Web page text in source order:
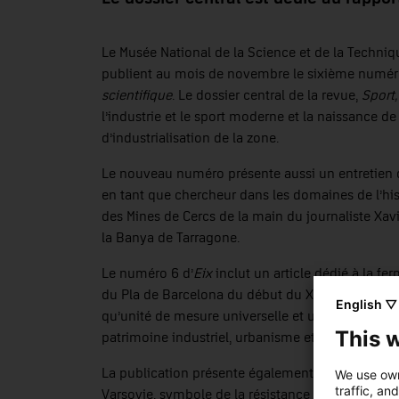
Le Musée National de la Science et de la
publient au mois de novembre le sixième
scientifique. Le dossier central de la revue,
l’industrie et le sport moderne et la naissance
d’industrialisation de la zone.
Le nouveau numéro présente aussi un
en tant que chercheur dans les domaines de
des Mines de Cercs de la main du journaliste
la Banya de Tarragone.
Le numéro 6 d’Eixinclut un article dédié à la
du Pla de Barcelona du début du XX
qu’unité de mesure universelle et un autre sur
patrimoine industriel, urbanisme et mode.
La publication présente également une route
Varsovie, symbole de la résistance et berceau
English ▽
This
We use
traffic,